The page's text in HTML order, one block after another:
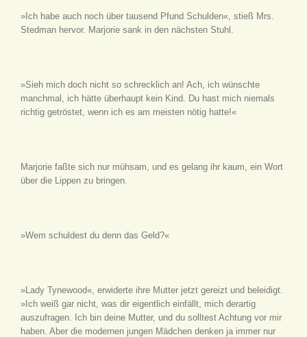
»Ich habe auch noch über tausend Pfund Schulden«, stieß Mrs.
Stedman hervor. Marjorie sank in den nächsten Stuhl.
»Sieh mich doch nicht so schrecklich an! Ach, ich wünschte
manchmal, ich hätte überhaupt kein Kind. Du hast mich niemals
richtig getröstet, wenn ich es am meisten nötig hatte!«
Marjorie faßte sich nur mühsam, und es gelang ihr kaum, ein Wort
über die Lippen zu bringen.
»Wem schuldest du denn das Geld?«
»Lady Tynewood«, erwiderte ihre Mutter jetzt gereizt und beleidigt.
»Ich weiß gar nicht, was dir eigentlich einfällt, mich derartig
auszufragen. Ich bin deine Mutter, und du solltest Achtung vor mir
haben. Aber die modernen jungen Mädchen denken ja immer nur